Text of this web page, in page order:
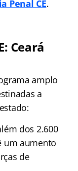
Penal CE.
Ceará
amplo
a
dos 2.600
um aumento
de